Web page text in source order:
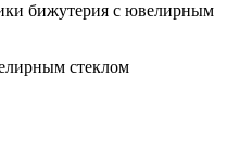
бижутерия с ювелирным
стеклом